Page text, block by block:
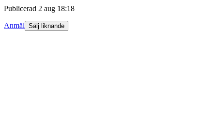
Publicerad 2 aug 18:18
Anmäl Sälj liknande